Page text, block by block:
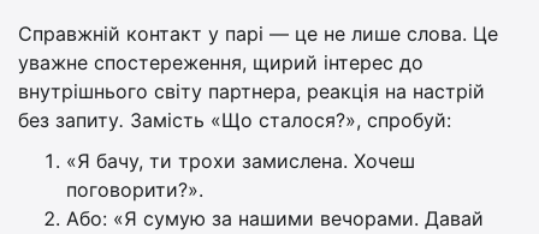
Справжній контакт у парі — це не лише слова. Це
уважне спостереження, щирий інтерес до
внутрішнього світу партнера, реакція на настрій
без запиту. Замість «Що сталося?», спробуй:
«Я бачу, ти трохи замислена. Хочеш
поговорити?».
Або: «Я сумую за нашими вечорами. Давай